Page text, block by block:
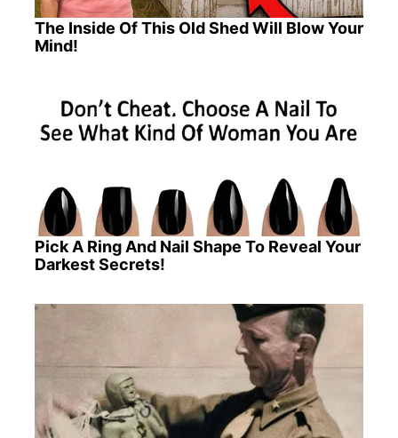
The Inside Of This Old Shed Will Blow Your
Mind!
Pick A Ring And Nail Shape To Reveal Your
Darkest Secrets!